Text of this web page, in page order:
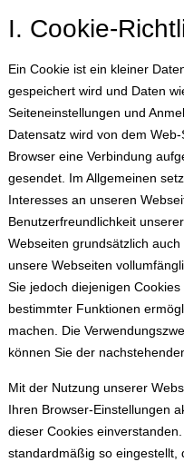
I. Cookie-
Ein Cookie ist ein kleiner
gespeichert wird und Daten
Seiteneinstellungen und
Datensatz wird von dem
Browser eine Verbindung
gesendet. Im Allgemeinen
Interesses an unseren
Benutzerfreundlichkeit
Webseiten grundsätzlich
unsere Webseiten
Sie jedoch diejenigen
bestimmter Funktionen
machen. Die
können Sie der
Mit der Nutzung unserer
Ihren Browser-Einstellungen
dieser Cookies
standardmäßig so eingestellt,